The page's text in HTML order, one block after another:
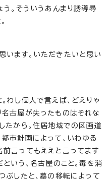
う。そういうあんまり誘導尋
います。いただきたいと思い
わし個人で言えば、どえりゃ
名古屋が失ったものはそれな
たから。住居地域での区画道
市計画によって、いわゆる
言ってもええと言ってます
という、名古屋のこと。毒を消
ぶしたと、墓の移転によって